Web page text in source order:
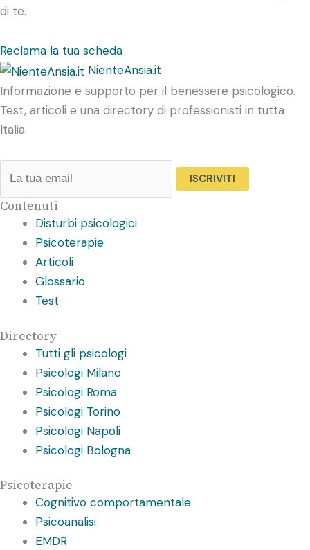
di te.
Reclama la tua scheda
NienteAnsia.it
Informazione e supporto per il benessere psicologico.
Test, articoli e una directory di professionisti in tutta
Italia.
ISCRIVITI
Contenuti
Disturbi psicologici
Psicoterapie
Articoli
Glossario
Test
Directory
Tutti gli psicologi
Psicologi Milano
Psicologi Roma
Psicologi Torino
Psicologi Napoli
Psicologi Bologna
Psicoterapie
Cognitivo comportamentale
Psicoanalisi
EMDR